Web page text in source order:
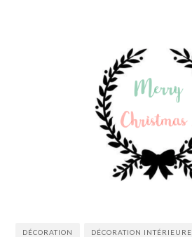
DÉCORATION DÉCORATION INTÉRIEURE